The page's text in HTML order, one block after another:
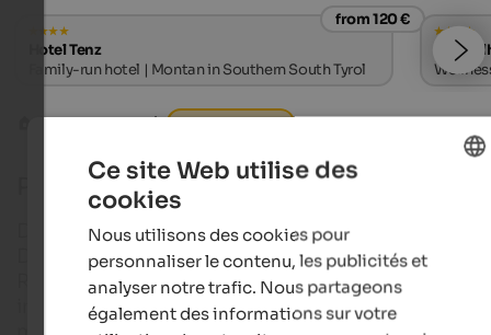
from 120 €
Hotel Tenz
Family-run hotel | Montan in Southern South Tyrol
Parc naturel Rieserferner-Ahrn
Dreiherrenspitze et Rötspitze, Hochgall et
Durreckspitze et Schneebiger Nock - le parc
Rieserferner-Ahrn offre un univers montagneux
imposant avec de beaux sommets de plus de
Ce site Web utilise des
cookies
Nous utilisons des cookies pour
personnaliser le contenu, les publicités et
analyser notre trafic. Nous partageons
également des informations sur votre